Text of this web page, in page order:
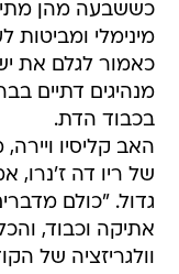
כששבעה מהן
מינימלי
כאמור לגלם את
מנהיגים דתיים
בכבוד הדת.
האב קליסיו
של ריו דה ז'נרו,
גדול. "כולם
אתיקה וכבוד,
וולגריזציה של